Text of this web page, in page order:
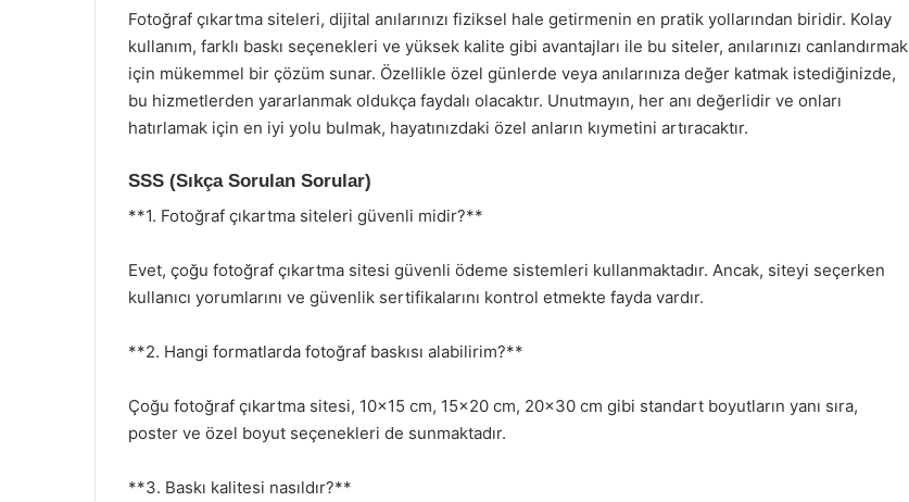
Fotoğraf çıkartma siteleri, dijital anılarınızı fiziksel hale getirmenin en pratik yollarından biridir. Kolay
kullanım, farklı baskı seçenekleri ve yüksek kalite gibi avantajları ile bu siteler, anılarınızı canlandırmak
için mükemmel bir çözüm sunar. Özellikle özel günlerde veya anılarınıza değer katmak istediğinizde,
bu hizmetlerden yararlanmak oldukça faydalı olacaktır. Unutmayın, her anı değerlidir ve onları
hatırlamak için en iyi yolu bulmak, hayatınızdaki özel anların kıymetini artıracaktır.
SSS (Sıkça Sorulan Sorular)
**1. Fotoğraf çıkartma siteleri güvenli midir?**
Evet, çoğu fotoğraf çıkartma sitesi güvenli ödeme sistemleri kullanmaktadır. Ancak, siteyi seçerken
kullanıcı yorumlarını ve güvenlik sertifikalarını kontrol etmekte fayda vardır.
**2. Hangi formatlarda fotoğraf baskısı alabilirim?**
Çoğu fotoğraf çıkartma sitesi, 10×15 cm, 15×20 cm, 20×30 cm gibi standart boyutların yanı sıra,
poster ve özel boyut seçenekleri de sunmaktadır.
**3. Baskı kalitesi nasıldır?**